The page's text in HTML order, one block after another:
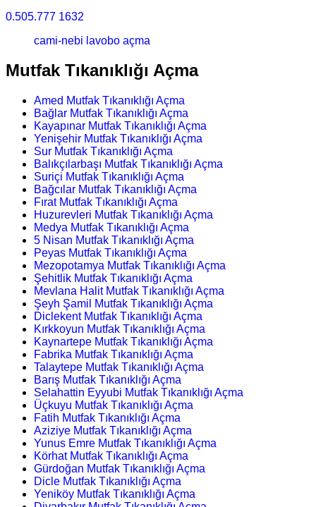
0.505.777 1632
cami-nebi lavobo açma
Mutfak Tıkanıklığı Açma
Amed Mutfak Tıkanıklığı Açma
Bağlar Mutfak Tıkanıklığı Açma
Kayapınar Mutfak Tıkanıklığı Açma
Yenişehir Mutfak Tıkanıklığı Açma
Sur Mutfak Tıkanıklığı Açma
Balıkçılarbaşı Mutfak Tıkanıklığı Açma
Suriçi Mutfak Tıkanıklığı Açma
Bağcılar Mutfak Tıkanıklığı Açma
Fırat Mutfak Tıkanıklığı Açma
Huzurevleri Mutfak Tıkanıklığı Açma
Medya Mutfak Tıkanıklığı Açma
5 Nisan Mutfak Tıkanıklığı Açma
Peyas Mutfak Tıkanıklığı Açma
Mezopotamya Mutfak Tıkanıklığı Açma
Şehitlik Mutfak Tıkanıklığı Açma
Mevlana Halit Mutfak Tıkanıklığı Açma
Şeyh Şamil Mutfak Tıkanıklığı Açma
Diclekent Mutfak Tıkanıklığı Açma
Kırkkoyun Mutfak Tıkanıklığı Açma
Kaynartepe Mutfak Tıkanıklığı Açma
Fabrika Mutfak Tıkanıklığı Açma
Talaytepe Mutfak Tıkanıklığı Açma
Barış Mutfak Tıkanıklığı Açma
Selahattin Eyyubi Mutfak Tıkanıklığı Açma
Üçkuyu Mutfak Tıkanıklığı Açma
Fatih Mutfak Tıkanıklığı Açma
Aziziye Mutfak Tıkanıklığı Açma
Yunus Emre Mutfak Tıkanıklığı Açma
Körhat Mutfak Tıkanıklığı Açma
Gürdoğan Mutfak Tıkanıklığı Açma
Dicle Mutfak Tıkanıklığı Açma
Yeniköy Mutfak Tıkanıklığı Açma